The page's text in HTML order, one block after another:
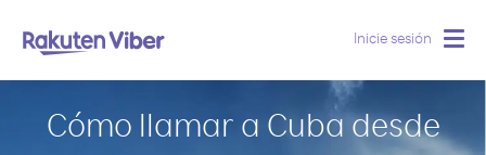
Inicie sesión
Cómo llamar a Cuba desde